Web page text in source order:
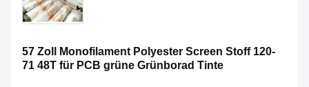
57 Zoll Monofilament Polyester Screen Stoff 120-
71 48T für PCB grüne Grünborad Tinte